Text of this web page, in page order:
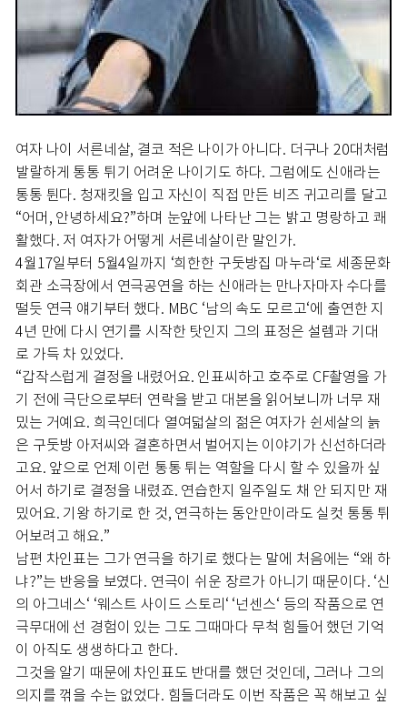
여자 나이 서른네살, 결코 적은 나이가 아니다. 더구나 20대처럼
발랄하게 통통 튀기 어려운 나이기도 하다. 그럼에도 신애라는
통통 튄다. 청재킷을 입고 자신이 직접 만든 비즈 귀고리를 달고
“어머, 안녕하세요?”하며 눈앞에 나타난 그는 밝고 명랑하고 쾌
활했다. 저 여자가 어떻게 서른네살이란 말인가.
4월17일부터 5월4일까지 ‘희한한 구둣방집 마누라‘로 세종문화
회관 소극장에서 연극공연을 하는 신애라는 만나자마자 수다를
떨듯 연극 얘기부터 했다. MBC ‘남의 속도 모르고‘에 출연한 지
4년 만에 다시 연기를 시작한 탓인지 그의 표정은 설렘과 기대
로 가득 차 있었다.
“갑작스럽게 결정을 내렸어요. 인표씨하고 호주로 CF촬영을 가
기 전에 극단으로부터 연락을 받고 대본을 읽어보니까 너무 재
밌는 거예요. 희극인데다 열여덟살의 젊은 여자가 쉰세살의 늙
은 구둣방 아저씨와 결혼하면서 벌어지는 이야기가 신선하더라
고요. 앞으로 언제 이런 통통 튀는 역할을 다시 할 수 있을까 싶
어서 하기로 결정을 내렸죠. 연습한지 일주일도 채 안 되지만 재
밌어요. 기왕 하기로 한 것, 연극하는 동안만이라도 실컷 통통 튀
어보려고 해요.”
남편 차인표는 그가 연극을 하기로 했다는 말에 처음에는 “왜 하
냐?”는 반응을 보였다. 연극이 쉬운 장르가 아니기 때문이다. ‘신
의 아그네스‘ ‘웨스트 사이드 스토리‘ ‘넌센스‘ 등의 작품으로 연
극무대에 선 경험이 있는 그도 그때마다 무척 힘들어 했던 기억
이 아직도 생생하다고 한다.
그것을 알기 때문에 차인표도 반대를 했던 것인데, 그러나 그의
의지를 꺾을 수는 없었다. 힘들더라도 이번 작품은 꼭 해보고 싶